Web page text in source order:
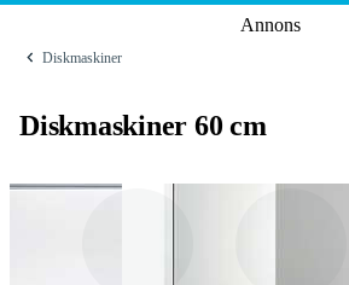
Annons
Diskmaskiner
Diskmaskiner 60 cm